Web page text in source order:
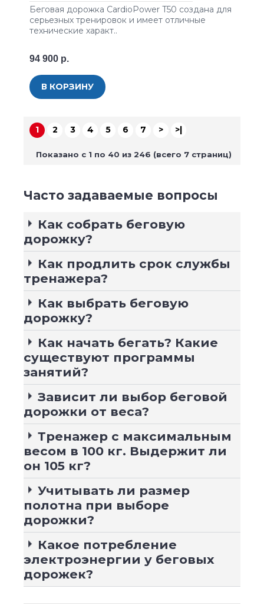
Беговая дорожка CardioPower T50 создана для
серьезных тренировок и имеет отличные
технические характ..
94 900 р.
В КОРЗИНУ
1 2 3 4 5 6 7 > >|
Показано с 1 по 40 из 246 (всего 7 страниц)
Часто задаваемые вопросы
Как собрать беговую
дорожку?
Как продлить срок службы
тренажера?
Как выбрать беговую
дорожку?
Как начать бегать? Какие
существуют программы
занятий?
Зависит ли выбор беговой
дорожки от веса?
Тренажер с максимальным
весом в 100 кг. Выдержит ли
он 105 кг?
Учитывать ли размер
полотна при выборе
дорожки?
Какое потребление
электроэнергии у беговых
дорожек?